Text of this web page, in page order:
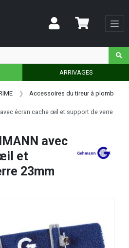
ARRIVAGES
Accessoires du tireur à plomb
écran cache œil et support de verre
avec
et
23mm